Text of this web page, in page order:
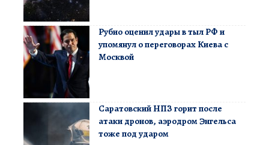
Рубио оценил удары в тыл РФ и
упомянул о переговорах Киева с
Москвой
Саратовский НПЗ горит после
атаки дронов, аэродром Энгельса
тоже под ударом